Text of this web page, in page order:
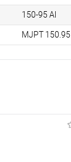
150-95 Al
MJPT 150.95